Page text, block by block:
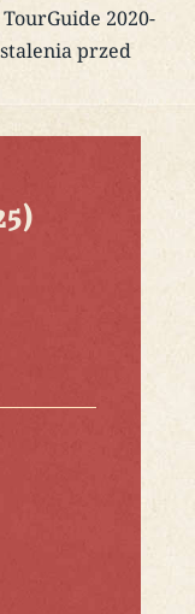
2020-
przed